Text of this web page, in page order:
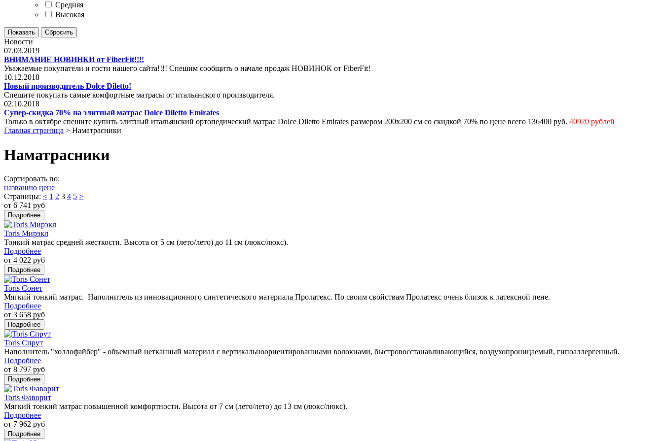
Средняя
Высокая
Новости
07.03.2019
ВНИМАНИЕ НОВИНКИ от FiberFit!!!!
Уважаемые покупатели и гости нашего сайта!!!! Спешим сообщить о начале продаж НОВИНОК от FiberFit!
10.12.2018
Новый производитель Dolce Diletto!
Спешите покупать самые комфортные матрасы от итальянского производителя.
02.10.2018
Супер-скидка 70% на элитный матрас Dolce Diletto Emirates
Только в октябре спешите купить элитный итальянский ортопедический матрас Dolce Diletto Emirates размером 200x200 см со скидкой 70% по цене всего 136400 руб. 40920 рублей
Главная страница > Наматрасники
Наматрасники
Сортировать по:
названию цене
Страницы: < 1 2 3 4 5 >
от 6 741 руб
Toris Мирэкл
Тонкий матрас средней жесткости. Высота от 5 см (лето/лето) до 11 см (люкс/люкс).
Подробнее
от 4 022 руб
Toris Сонет
Мягкий тонкий матрас. Наполнитель из инновационного синтетического материала Пролатекс. По своим свойствам Пролатекс очень близок к латексной пене.
Подробнее
от 3 658 руб
Toris Спрут
Наполнитель "холлофайбер" - объемный нетканный материал с вертикальноориентированными волокнами, быстровосстанавливающийся, воздухопроницаемый, гипоаллергенный.
Подробнее
от 8 797 руб
Toris Фаворит
Мягкий тонкий матрас повышенной комфортности. Высота от 7 см (лето/лето) до 13 см (люкс/люкс).
Подробнее
от 7 962 руб